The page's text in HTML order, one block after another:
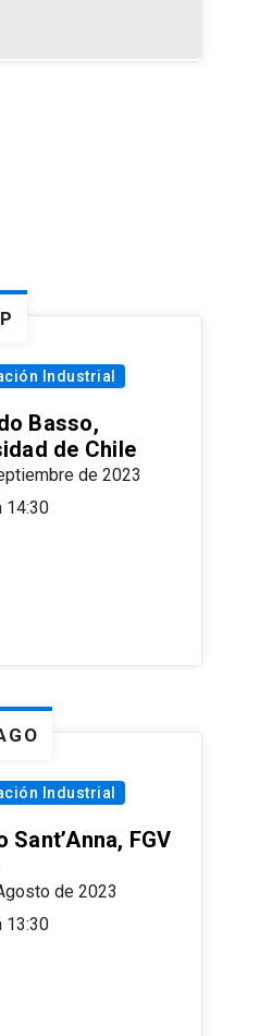
Industrial
Basso,
de Chile
de 2023
14:30
Industrial
Sant’Anna, FGV
de 2023
13:30